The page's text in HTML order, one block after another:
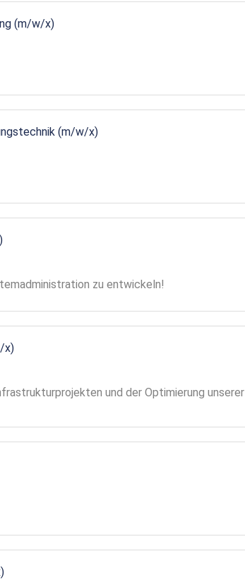
(m/w/x)
(m/w/x)
zu entwickeln!
x)
und der Optimierung unserer